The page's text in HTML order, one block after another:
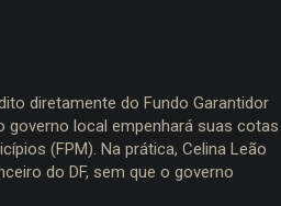
diretamente do Fundo Garantidor
governo local empenhará suas cotas
(FPM). Na prática, Celina Leão
do DF, sem que o governo